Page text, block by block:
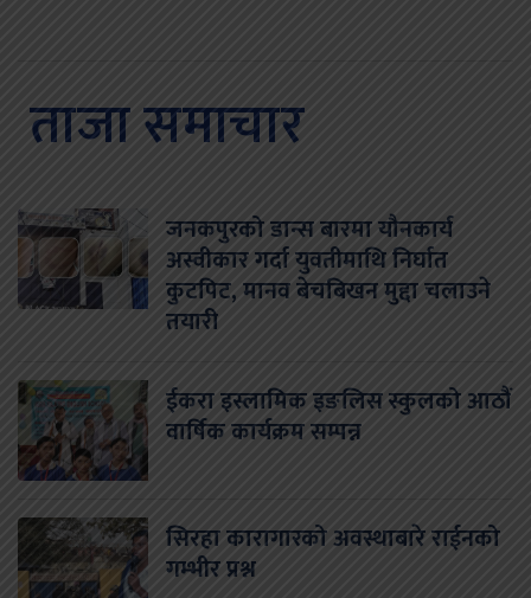
ताजा समाचार
जनकपुरको डान्स बारमा यौनकार्य
अस्वीकार गर्दा युवतीमाथि निर्घात
कुटपिट, मानव बेचबिखन मुद्दा चलाउने
तयारी
ईकरा इस्लामिक इङलिस स्कुलको आठौं
वार्षिक कार्यक्रम सम्पन्न
सिरहा कारागारको अवस्थाबारे राईनको
गम्भीर प्रश्न